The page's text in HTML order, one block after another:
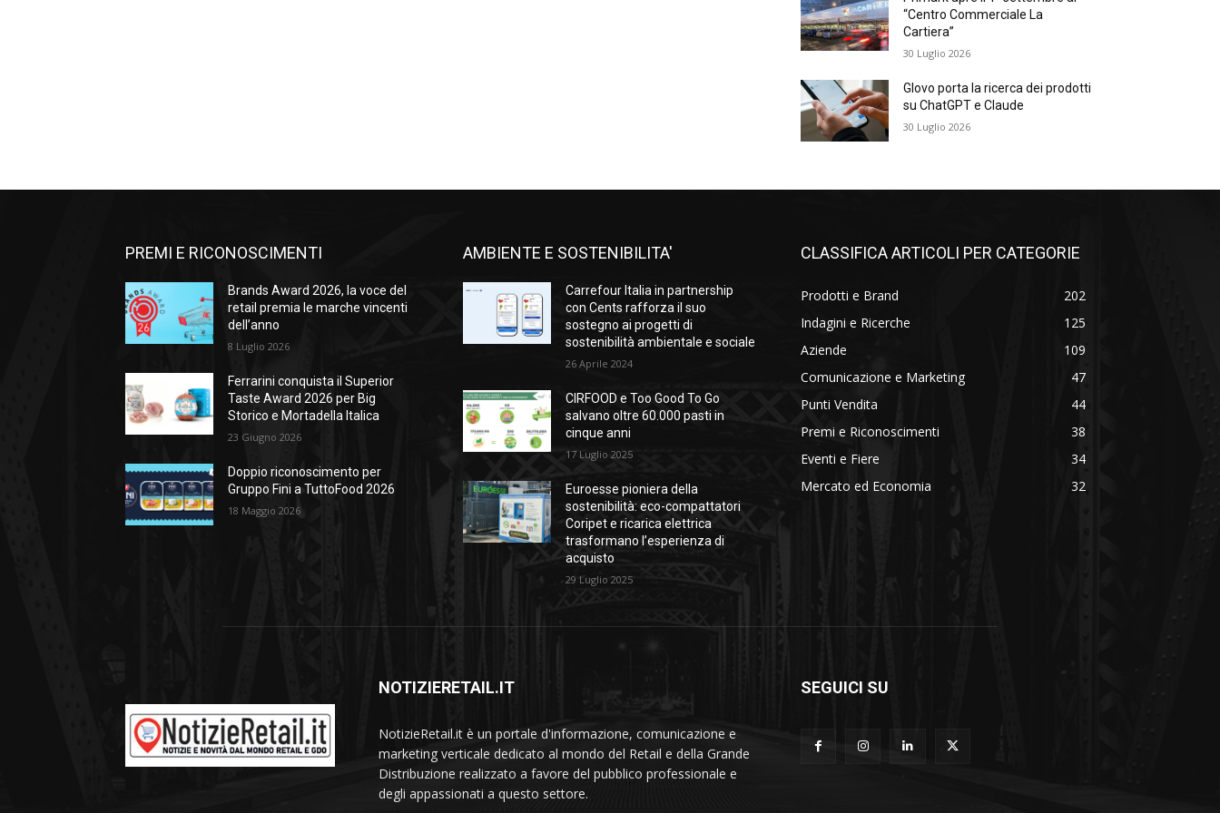
“Centro Commerciale La
Cartiera”
30 Luglio 2026
Glovo porta la ricerca dei prodotti
su ChatGPT e Claude
30 Luglio 2026
PREMI E RICONOSCIMENTI
Brands Award 2026, la voce del
retail premia le marche vincenti
dell’anno
8 Luglio 2026
Ferrarini conquista il Superior
Taste Award 2026 per Big
Storico e Mortadella Italica
23 Giugno 2026
Doppio riconoscimento per
Gruppo Fini a TuttoFood 2026
18 Maggio 2026
AMBIENTE E SOSTENIBILITA'
Carrefour Italia in partnership
con Cents rafforza il suo
sostegno ai progetti di
sostenibilità ambientale e sociale
26 Aprile 2024
CIRFOOD e Too Good To Go
salvano oltre 60.000 pasti in
cinque anni
17 Luglio 2025
Euroesse pioniera della
sostenibilità: eco-compattatori
Coripet e ricarica elettrica
trasformano l’esperienza di
acquisto
29 Luglio 2025
CLASSIFICA ARTICOLI PER CATEGORIE
Prodotti e Brand
202
Indagini e Ricerche
125
Aziende
109
Comunicazione e Marketing
47
Punti Vendita
44
Premi e Riconoscimenti
38
Eventi e Fiere
34
Mercato ed Economia
32
NOTIZIERETAIL.IT
NotizieRetail.it è un portale d'informazione, comunicazione e
marketing verticale dedicato al mondo del Retail e della Grande
Distribuzione realizzato a favore del pubblico professionale e
degli appassionati a questo settore.
SEGUICI SU